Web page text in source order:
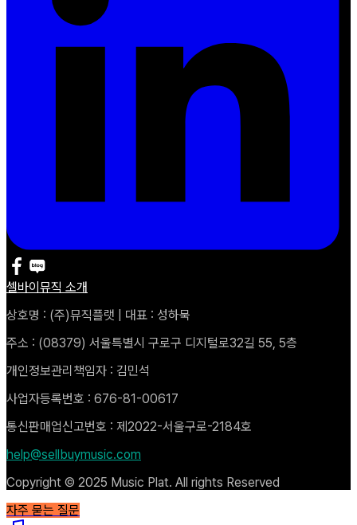
셀바이뮤직 소개
상호명 : (주)뮤직플랫 | 대표 : 성하묵
주소 : (08379) 서울특별시 구로구 디지털로32길 55, 5층
개인정보관리책임자 : 김민석
사업자등록번호 : 676-81-00617
통신판매업신고번호 : 제2022-서울구로-2184호
help@sellbuymusic.com
Copyright © 2025 Music Plat. All rights Reserved
자주 묻는 질문